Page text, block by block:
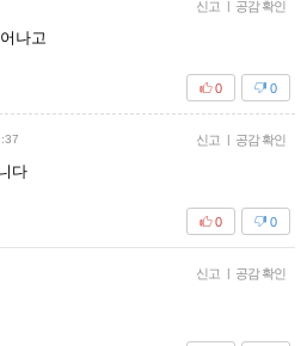
신고 | 공감 확인
나고
0
0
신고 | 공감 확인
다
0
0
신고 | 공감 확인